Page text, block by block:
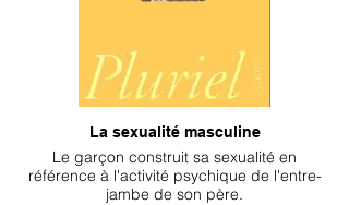
La sexualité masculine
Le garçon construit sa sexualité en
référence à l'activité psychique de l'entre-
jambe de son père.